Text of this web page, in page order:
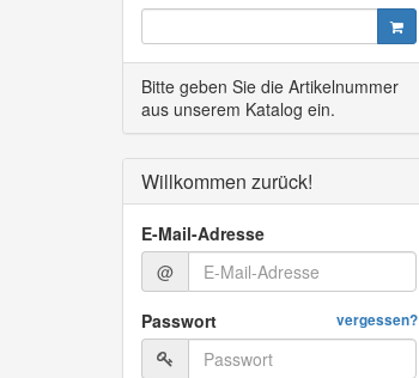
Bitte geben Sie die Artikelnummer
aus unserem Katalog ein.
Willkommen zurück!
E-Mail-Adresse
@
vergessen?
Passwort